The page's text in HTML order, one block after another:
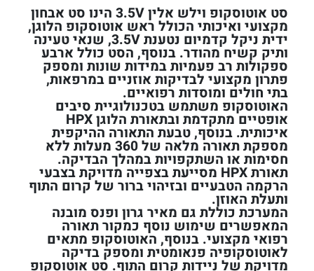
סט אוטוסקופ וילש אלין 3.5V הינו סט אבחון
מקצועי ואיכותי הכולל ראש אוטוסקופ הלוגן,
ידית ניקל קדמיום נטענת 3.5V, שנאי טעינה
ותיק קשיח מהודר. בנוסף, הסט כולל ארבע
ספקולות רב פעמיות במידות שונות ומספק
פתרון מקצועי לבדיקות אוזניים במרפאות,
בתי חולים ומוסדות רפואיים.
האוטוסקופ משתמש בטכנולוגיית סיבים
אופטיים מתקדמת ובתאורת הלוגן HPX
איכותית. בנוסף, טבעת התאורה ההיקפית
מספקת תאורה מלאה של 360 מעלות ללא
חסימות או השתקפויות במהלך הבדיקה.
תאורת HPX מסייעת בצפייה מדויקת בצבעי
הרקמה הטבעיים ובזיהוי ברור של קרום התוף
ותעלת האוזן.
המערכת כוללת גם מאיר גרון ופנס מובנה
המאפשרים שימוש נוסף כמקור תאורה
רפואי מקצועי. בנוסף, האוטוסקופ מתאים
לאוטוסקופיה פנאומטית ומספק בדיקה
מדויקת של ניידות קרום התוף. סט אוטוסקופ